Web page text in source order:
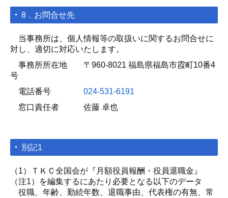
8．お問合せ先
当事務所は、個人情報等の取扱いに関するお問合せに
対し、適切に対応いたします。
事務所所在地 〒960-8021 福島県福島市霞町10番4
号
電話番号 024-531-6191
窓口責任者 佐藤 卓也
別記1
（1）ＴＫＣ全国会が『月額役員報酬・役員退職金』
（注1）を編集するにあたり必要となる以下のデータ
役職、年齢、勤続年数、退職事由、代表権の有無、常